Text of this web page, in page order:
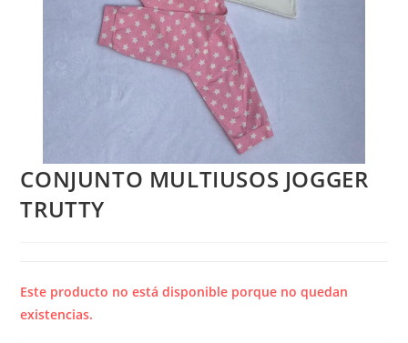
CONJUNTO MULTIUSOS JOGGER
TRUTTY
Este producto no está disponible porque no quedan
existencias.